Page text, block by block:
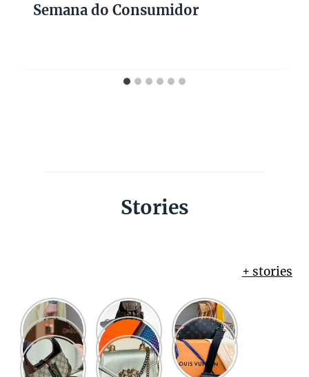
Semana do Consumidor
Stories
+ stories